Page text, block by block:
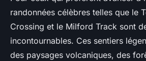
randonnées célèbres telles que le
Crossing et le Milford Track sont
incontournables. Ces sentiers
des paysages volcaniques, des